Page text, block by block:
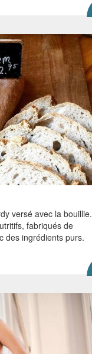
versé avec la bouillie.
fabriqués de
des ingrédients purs.